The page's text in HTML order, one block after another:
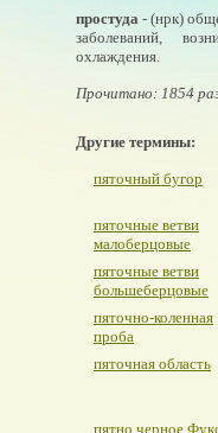
простуда - (нрк)
заболеваний,
охлаждения.
Прочитано: 1854
Другие термины:
пяточный бугор
пяточные ветви
малоберцовые
пяточные ветви
большеберцовые
пяточно-коленная
проба
пяточная область
пятно черное